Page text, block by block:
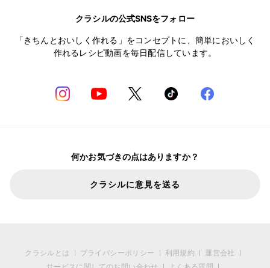
クラシルの公式SNSをフォロー
「きちんとおいしく作れる」をコンセプトに、簡単においしく
作れるレシピ動画を毎日配信しています。
何かお気づきの点はありますか？
クラシルに意見を送る
クラシルとは プライバシーポリシー 利用規約
運営会社